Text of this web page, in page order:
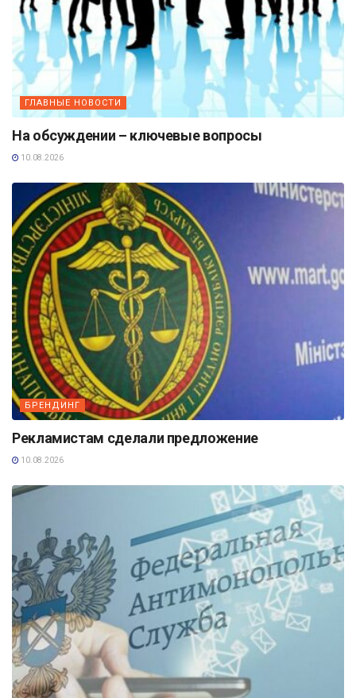
ГЛАВНЫЕ НОВОСТИ
На обсуждении – ключевые вопросы
10.08.2026
БРЕНДИНГ
Рекламистам сделали предложение
10.08.2026